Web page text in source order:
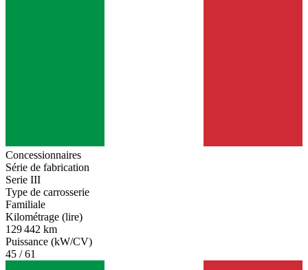
Concessionnaires
Série de fabrication
Serie III
Type de carrosserie
Familiale
Kilométrage (lire)
129 442 km
Puissance (kW/CV)
45 / 61